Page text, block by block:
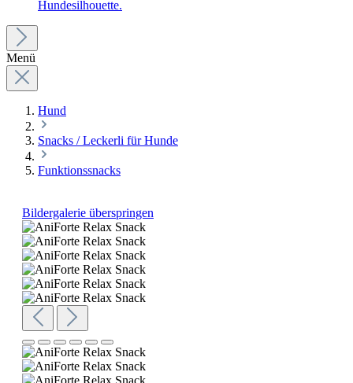
Menü
Hund
Snacks / Leckerli für Hunde
Funktionssnacks
Bildergalerie überspringen